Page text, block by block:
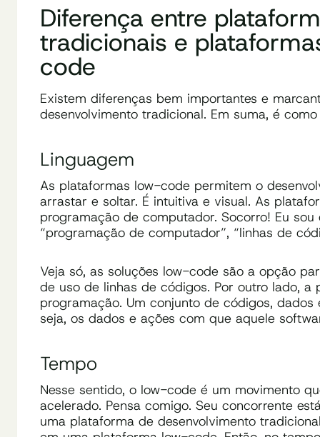
Diferença entre
tradicionais e
code
Existem diferenças bem importantes e
desenvolvimento tradicional. Em suma, é
Linguagem
As plataformas low-code permitem o
arrastar e soltar. É intuitiva e visual. As
programação de computador. Socorro! Eu
“programação de computador”, “linhas de
Veja só, as soluções low-code são a opção
de uso de linhas de códigos. Por outro lado,
programação. Um conjunto de códigos,
seja, os dados e ações com que aquele
Tempo
Nesse sentido, o low-code é um movimento
acelerado. Pensa comigo. Seu concorrente
uma plataforma de desenvolvimento